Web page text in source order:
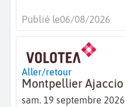
Publié le06/08/2026
Aller/retour
Montpellier Ajaccio
sam. 19 septembre 2026